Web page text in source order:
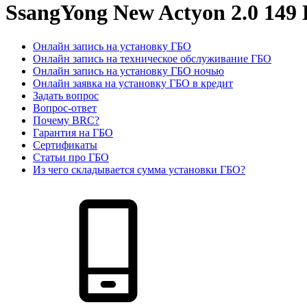
SsangYong New Actyon 2.0 149
Онлайн запись на установку ГБО
Онлайн запись на техническое обслуживание ГБО
Онлайн запись на установку ГБО ночью
Онлайн заявка на установку ГБО в кредит
Задать вопрос
Вопрос-ответ
Почему BRC?
Гарантия на ГБО
Сертификаты
Статьи про ГБО
Из чего складывается сумма установки ГБО?